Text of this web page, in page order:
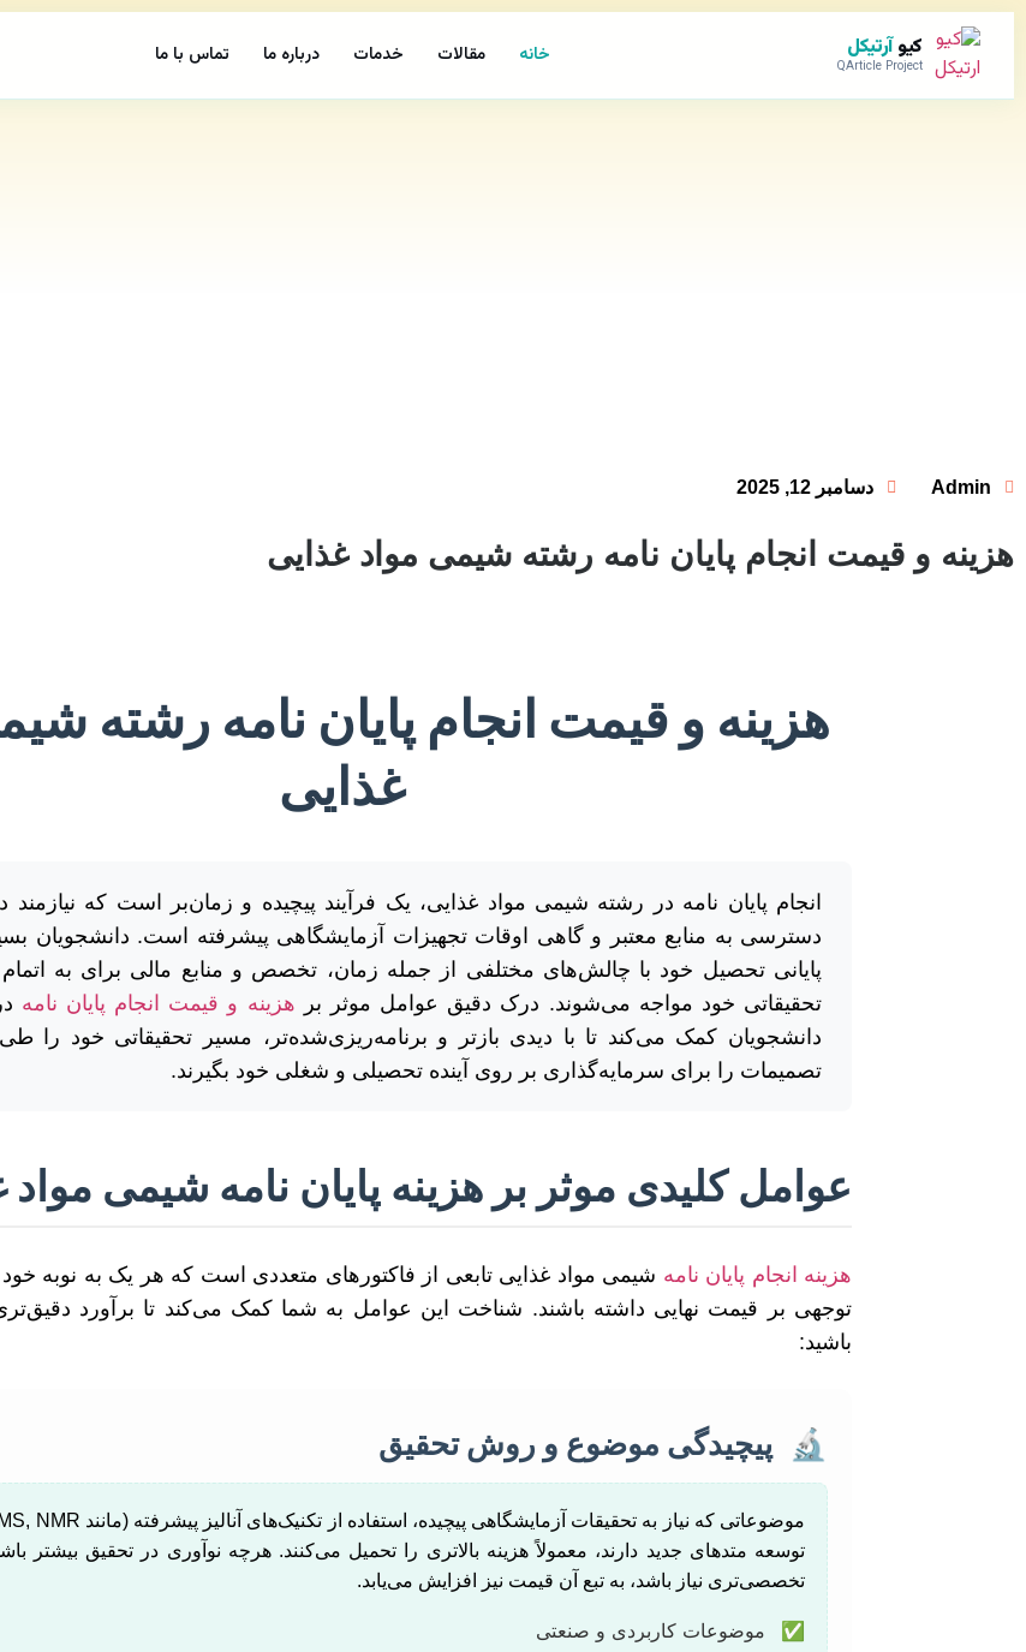
کیوآرتیکل
QArticle Project خانه مقالات خدمات درباره ما تماس با ما
Admin دسامبر 12, 2025
هزینه و قیمت انجام پایان نامه رشته شیمی مواد غذایی
هزینه و قیمت انجام پایان نامه رشته
غذایی
انجام پایان نامه در رشته شیمی مواد غذایی، یک فرآیند پیچیده و زمان‌بر است که
دسترسی به منابع معتبر و گاهی اوقات تجهیزات آزمایشگاهی پیشرفته است. دانشجویان
پایانی تحصیل خود با چالش‌های مختلفی از جمله زمان، تخصص و منابع مالی برای به
تحقیقاتی خود مواجه می‌شوند. درک دقیق عوامل موثر بر هزینه و قیمت انجام پایان نامه
دانشجویان کمک می‌کند تا با دیدی بازتر و برنامه‌ریزی‌شده‌تر، مسیر تحقیقاتی خود را طی
تصمیمات را برای سرمایه‌گذاری بر روی آینده تحصیلی و شغلی خود بگیرند.
عوامل کلیدی موثر بر هزینه پایان نامه شیمی مواد
هزینه انجام پایان نامه شیمی مواد غذایی تابعی از فاکتورهای متعددی است که هر یک به نوبه خود
توجهی بر قیمت نهایی داشته باشند. شناخت این عوامل به شما کمک می‌کند تا برآورد
باشید:
🔬 پیچیدگی موضوع و روش تحقیق
توسعه متدهای جدید دارند، معمولاً هزینه بالاتری را تحمیل می‌کنند. هرچه نوآوری در تحقیق بیشتر
تخصصی‌تری نیاز باشد، به تبع آن قیمت نیز افزایش می‌یابد.
✅
موضوعات کاربردی و صنعتی